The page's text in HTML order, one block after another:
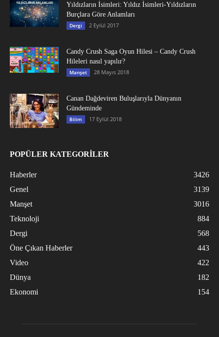
Yıldızların İsimleri: Yıldız İsimleri-Yıldızların
Burçlara Göre Anlamları
Dergi 2 Eylül 2017
Candy Crush Saga Oyun Hilesi – Candy Crush
Hileleri nasıl yapılır?
Manşet 28 Mayıs 2018
Canan Dağdeviren Buluşlarıyla Dünyanın
Gündeminde
Bilim 17 Eylül 2018
POPÜLER KATEGORİLER
Haberler
3426
Genel
3139
Manşet
3016
Teknoloji
884
Dergi
568
Öne Çıkan Haberler
443
Video
422
Dünya
182
Ekonomi
154